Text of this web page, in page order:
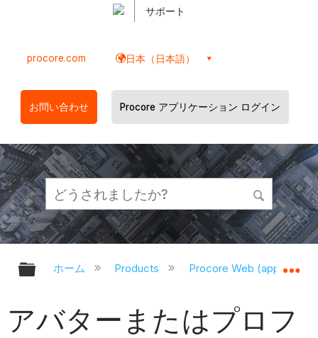
サポート
procore.com 日本（日本語）
お問い合わせ Procore アプリケーション ログイン
グローバル階層を展開/折りたたむ
ホーム Products Procore Web
アバターまたはプロフ